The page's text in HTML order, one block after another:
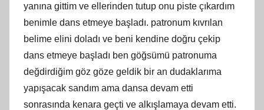
yanına gittim ve ellerinden tutup onu piste çıkardım
benimle dans etmeye başladı. patronum kıvrılan
belime elini doladı ve beni kendine doğru çekip
dans etmeye başladı ben göğsümü patronuma
değdirdiğim göz göze geldik bir an dudaklarıma
yapışacak sandım ama dansa devam etti
sonrasında kenara geçti ve alkışlamaya devam etti.